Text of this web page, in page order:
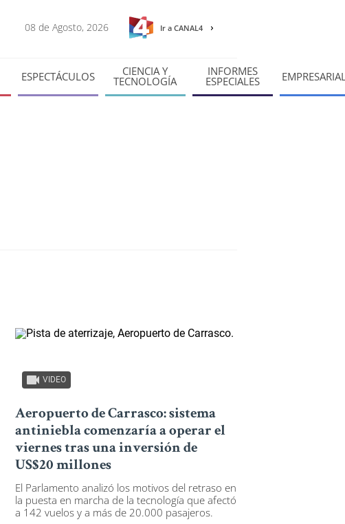
08 de Agosto, 2026 Ir a CANAL4
ESPECTÁCULOS CIENCIA Y
TECNOLOGÍA
INFORMES
ESPECIALES
VIDEO
Aeropuerto de Carrasco: sistema
antiniebla comenzaría a operar el
viernes tras una inversión de
US$20 millones
El Parlamento analizó los motivos del retraso en
la puesta en marcha de la tecnología que afectó
a 142 vuelos y a más de 20.000 pasajeros.